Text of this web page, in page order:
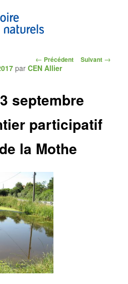
Navigation
des
← Précédent Suivant →
septembre
participatif
la Mothe
parCEN Allier